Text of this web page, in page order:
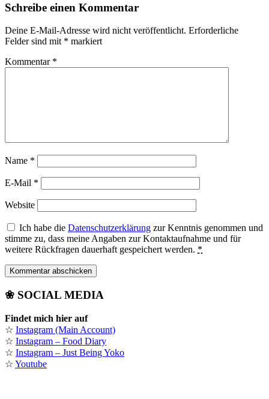
Schreibe einen Kommentar
Deine E-Mail-Adresse wird nicht veröffentlicht. Erforderliche
Felder sind mit * markiert
Kommentar *
Name *
E-Mail *
Website
Ich habe die Datenschutzerklärung zur Kenntnis genommen und
stimme zu, dass meine Angaben zur Kontaktaufnahme und für
weitere Rückfragen dauerhaft gespeichert werden. *
❀ SOCIAL MEDIA
Findet mich hier auf
☆ Instagram (Main Account)
☆ Instagram – Food Diary
☆ Instagram – Just Being Yoko
☆ Youtube